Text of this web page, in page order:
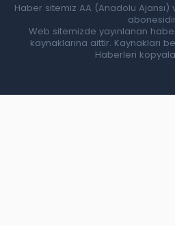
Haber sitemiz AA (Anadolu Ajansı)
Web sitemizde yayınlanan
kaynaklarına aittir. Kaynakları
Haberleri